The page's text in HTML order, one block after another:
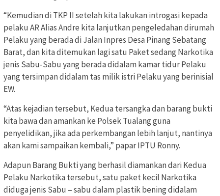
“Kemudian di TKP II setelah kita lakukan introgasi kepada
pelaku AR Alias Andre kita lanjutkan pengeledahan dirumah
Pelaku yang berada di Jalan Inpres Desa Pinang Sebatang
Barat, dan kita ditemukan lagi satu Paket sedang Narkotika
jenis Sabu-Sabu yang berada didalam kamar tidur Pelaku
yang tersimpan didalam tas milik istri Pelaku yang berinisial
EW.
“Atas kejadian tersebut, Kedua tersangka dan barang bukti
kita bawa dan amankan ke Polsek Tualang guna
penyelidikan, jika ada perkembangan lebih lanjut, nantinya
akan kami sampaikan kembali,” papar IPTU Ronny.
Adapun Barang Bukti yang berhasil diamankan dari Kedua
Pelaku Narkotika tersebut, satu paket kecil Narkotika
diduga jenis Sabu – sabu dalam plastik bening didalam